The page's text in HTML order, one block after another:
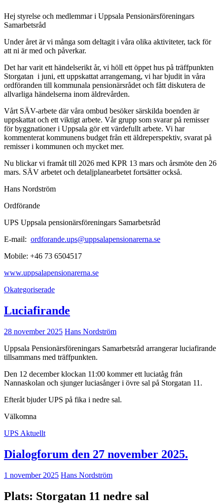
Hej styrelse och medlemmar i Uppsala Pensionärsföreningars
Samarbetsråd
Under året är vi många som deltagit i våra olika aktiviteter, tack för
att ni är med och påverkar.
Det har varit ett händelserikt år, vi höll ett öppet hus på träffpunkten
Storgatan i juni, ett uppskattat arrangemang, vi har bjudit in våra
ordföranden till kommunala pensionärsrådet och fått diskutera de
allvarliga händelserna inom äldrevården.
Vårt SÄV-arbete där våra ombud besöker särskilda boenden är
uppskattat och ett viktigt arbete. Vår grupp som svarar på remisser
för byggnationer i Uppsala gör ett värdefullt arbete. Vi har
kommenterat kommunens budget från ett äldreperspektiv, svarat på
remisser i kommunen och mycket mer.
Nu blickar vi framåt till 2026 med KPR 13 mars och årsmöte den 26
mars. SÄV arbetet och detaljplanearbetet fortsätter också.
Hans Nordström
Ordförande
UPS Uppsala pensionärsföreningars Samarbetsråd
E-mail: ordforande.ups@uppsalapensionarerna.se
Mobile: +46 73 6504517
www.uppsalapensionarerna.se
Okategoriserade
Luciafirande
28 november 2025 Hans Nordström
Uppsala Pensionärsföreningars Samarbetsråd arrangerar luciafirande
tillsammans med träffpunkten.
Den 12 december klockan 11:00 kommer ett luciatåg från
Nannaskolan och sjunger luciasånger i övre sal på Storgatan 11.
Efteråt bjuder UPS på fika i nedre sal.
Välkomna
UPS Aktuellt
Dialogforum den 27 november 2025.
1 november 2025 Hans Nordström
Plats: Storgatan 11 nedre sal